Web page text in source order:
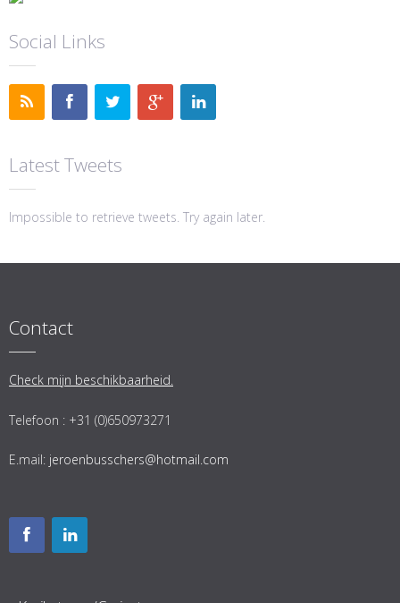
Social Links
Latest Tweets
Impossible to retrieve tweets. Try again later.
Contact
Check mijn beschikbaarheid.
Telefoon : +31 (0)650973271
E.mail: jeroenbusschers@hotmail.com